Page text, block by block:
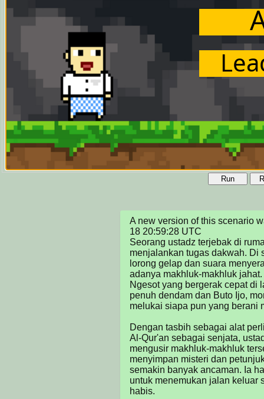
Run
A new version of this scenario
18 20:59:28 UTC
Seorang ustadz terjebak di
menjalankan tugas dakwah. Di
lorong gelap dan suara
adanya makhluk-makhluk
Ngesot yang bergerak cepat di
penuh dendam dan Buto Ijo,
melukai siapa pun yang berani
Dengan tasbih sebagai alat
Al-Qur'an sebagai senjata,
mengusir makhluk-makhluk
menyimpan misteri dan
semakin banyak ancaman. Ia
untuk menemukan jalan keluar
habis.